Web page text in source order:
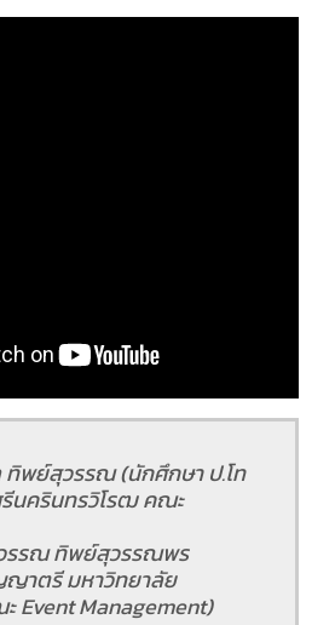
พย์สุวรรณ (นักศึกษา ป.โท
นครินทรวิโรฒ คณะ
รรณ ทิพย์สุวรรณพร
าตรี มหาวิทยาลัย
Event Management)